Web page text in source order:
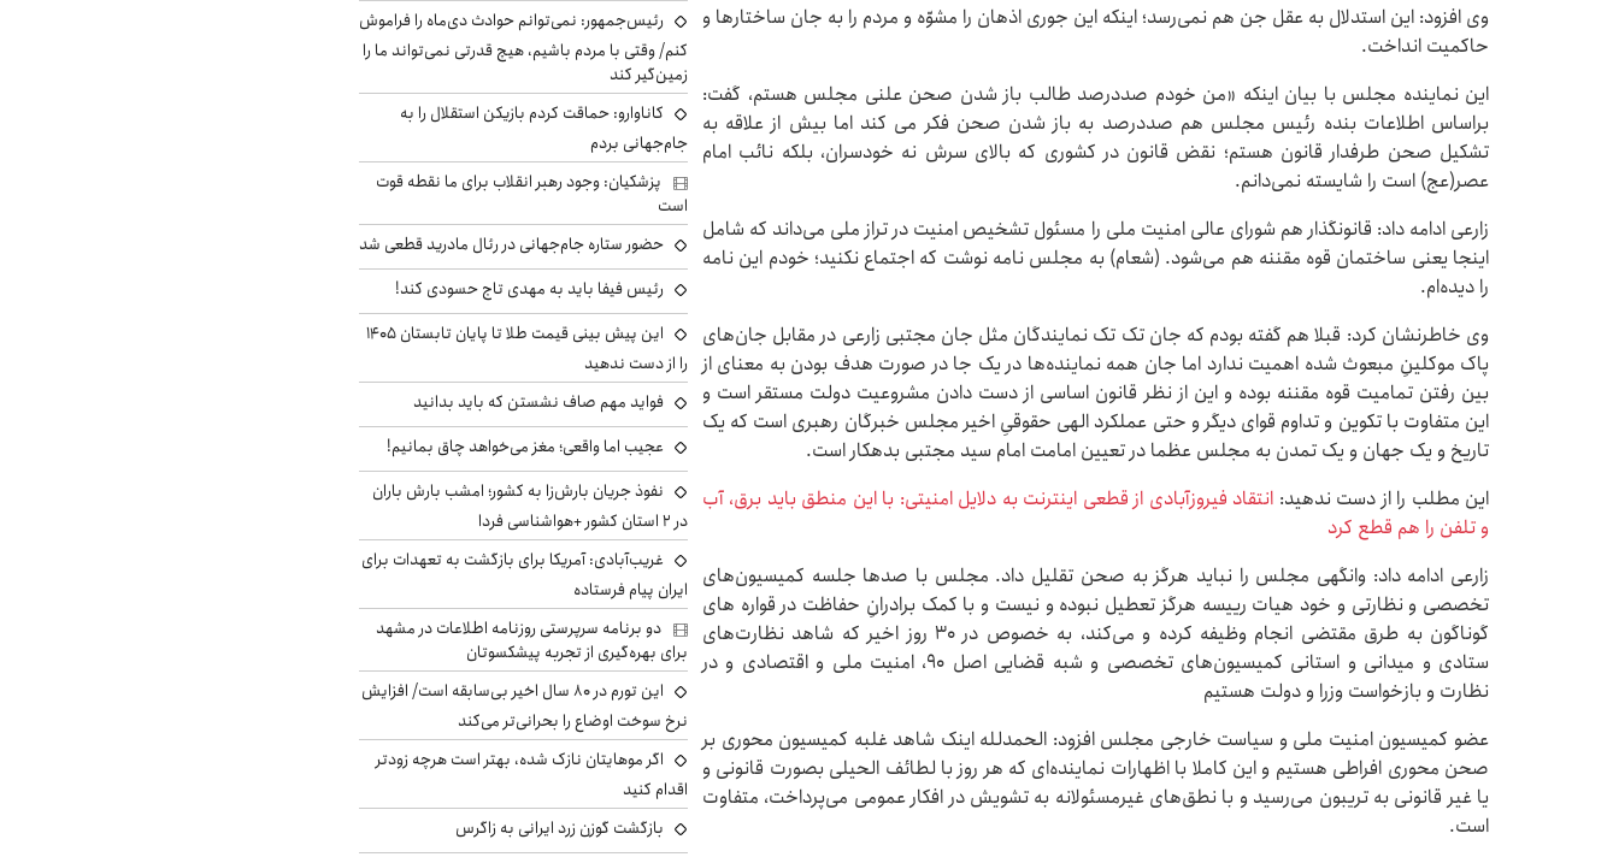
وی افزود: این استدلال به عقل جن هم نمی‌رسد؛ اینکه این جوری اذهان را مشوّه و مردم را به جان ساختارها و
حاکمیت انداخت.
این نماینده مجلس با بیان اینکه «من خودم صددرصد طالب باز شدن صحن علنی مجلس هستم، گفت:
براساس اطلاعات بنده رئیس مجلس هم صددرصد به باز شدن صحن فکر می کند اما بیش از علاقه به
تشکیل صحن طرفدار قانون هستم؛ نقض قانون در کشوری که بالای سرش نه خودسران، بلکه نائب امام
عصر(عج) است را شایسته نمی‌دانم.
زارعی ادامه داد: قانونگذار هم شورای عالی امنیت ملی را مسئول تشخیص امنیت در تراز ملی می‌داند که شامل
اینجا یعنی ساختمان قوه مقننه هم می‌شود. (شعام) به مجلس نامه نوشت که اجتماع نکنید؛ خودم این نامه
را دیده‌ام.
وی خاطرنشان کرد: قبلا هم گفته بودم که جان تک تک نمایندگان مثل جان مجتبی زارعی در مقابل جان‌های
پاک موکلینِ مبعوث شده اهمیت ندارد اما جان همه نماینده‌ها در یک جا در صورت هدف بودن به معنای از
بین رفتن تمامیت قوه مقننه بوده و این از نظر قانون اساسی از دست دادن مشروعیت دولت مستقر است و
این متفاوت با تکوین و تداوم قوای دیگر و حتی عملکرد الهی حقوقیِ اخیر مجلس خبرگان رهبری است که یک
تاریخ و یک جهان و یک تمدن به مجلس عظما در تعیین امامت امام سید مجتبی بدهکار است.
این مطلب را از دست ندهید: انتقاد فیروزآبادی از قطعی اینترنت به دلایل امنیتی: با این منطق باید برق، آب
و تلفن را هم قطع کرد
زارعی ادامه داد: وانگهی مجلس را نباید هرگز به صحن تقلیل داد. مجلس با صدها جلسه کمیسیون‌های
تخصصی و نظارتی و خود هیات رییسه هرگز تعطیل نبوده و نیست و با کمک برادرانِ حفاظت در قواره های
گوناگون به طرق مقتضی انجام وظیفه کرده و می‌کند، به خصوص در ۳۰ روز اخیر که شاهد نظارت‌های
ستادی و میدانی و استانی کمیسیون‌های تخصصی و شبه قضایی اصل ۹۰، امنیت ملی و اقتصادی و در
نظارت و بازخواست وزرا و دولت هستیم
عضو کمیسیون امنیت ملی و سیاست خارجی مجلس افزود: الحمدلله اینک شاهد غلبه کمیسیون محوری بر
صحن محوری افراطی هستیم و این کاملا با اظهارات نماینده‌ای که هر روز با لطائف الحیلی بصورت قانونی و
یا غیر قانونی به تریبون می‌رسید و با نطق‌های غیرمسئولانه به تشویش در افکار عمومی می‌پرداخت، متفاوت
است.
رئیس‌جمهور: نمی‌توانم حوادث دی‌ماه را فراموش
کنم/ وقتی با مردم باشیم، هیچ قدرتی نمی‌تواند ما را
زمین‌گیر کند
کاناوارو: حماقت کردم بازیکن استقلال را به
جام‌جهانی بردم
پزشکیان: وجود رهبر انقلاب برای ما نقطه قوت
است
حضور ستاره جام‌جهانی در رئال مادرید قطعی شد
رئیس فیفا باید به مهدی تاج حسودی کند!
این پیش بینی قیمت طلا تا پایان تابستان ۱۴۰۵
را از دست ندهید
فواید مهم صاف نشستن که باید بدانید
عجیب اما واقعی؛ مغز می‌خواهد چاق بمانیم!
نفوذ جریان بارش‌زا به کشور؛ امشب بارش باران
در ۲ استان کشور +هواشناسی فردا
غریب‌آبادی: آمریکا برای بازگشت به تعهدات برای
ایران پیام فرستاده
دو برنامه سرپرستی روزنامه اطلاعات در مشهد
برای بهره‌گیری از تجربه پیشکسوتان
این تورم در ۸۰ سال اخیر بی‌سابقه است/ افزایش
نرخ سوخت اوضاع را بحرانی‌تر می‌کند
اگر موهایتان نازک شده، بهتر است هرچه زودتر
اقدام کنید
بازگشت گوزن زرد ایرانی به زاگرس